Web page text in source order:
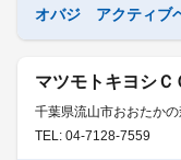
オバジ アクティブ
マツモトキヨシ
千葉県流山市おおたかの
TEL: 04-7128-7559